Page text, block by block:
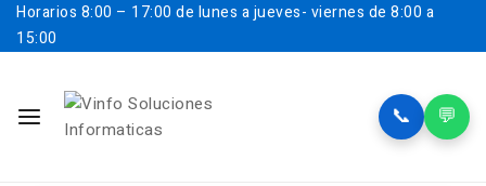
Horarios 8:00 – 17:00 de lunes a jueves- viernes de 8:00 a
15:00
📞 💬